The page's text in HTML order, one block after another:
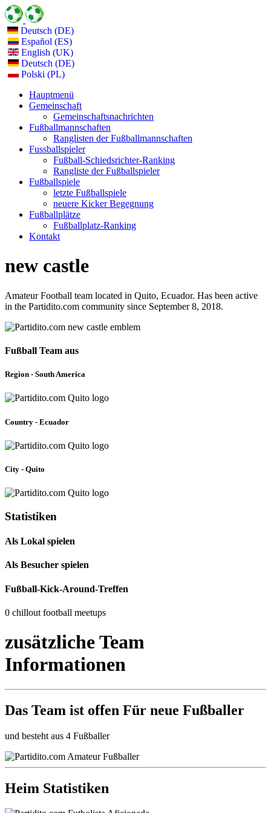
Deutsch (DE)
Español (ES)
English (UK)
Deutsch (DE)
Polski (PL)
Hauptmenü
Gemeinschaft
Gemeinschaftsnachrichten
Fußballmannschaften
Ranglisten der Fußballmannschaften
Fussballspieler
Fußball-Schiedsrichter-Ranking
Rangliste der Fußballspieler
Fußballspiele
letzte Fußballspiele
neuere Kicker Begegnung
Fußballplätze
Fußballplatz-Ranking
Kontakt
new castle
Amateur Football team located in Quito, Ecuador. Has been active
in the Partidito.com community since September 8, 2018.
Fußball Team aus
Region - South America
Country - Ecuador
City - Quito
Statistiken
Als Lokal spielen
Als Besucher spielen
Fußball-Kick-Around-Treffen
0 chillout football meetups
zusätzliche Team
Informationen
Das Team ist offen Für neue Fußballer
und besteht aus 4 Fußballer
Heim Statistiken